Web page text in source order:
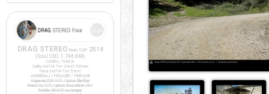
DRAG STEREO Fixie/SSP 2014
(Total ODO: 1.746 KM )
CADRU / FURCA
Cadru otel Hi-Ten Steel 520mm
Furca otel Hi-Ten Steel
ANGRENAJ / PEDALIER / PINIOANE
Angrenaj COX 44T / butuc flip-flop
Pinion fix 17T / pinion freewheel 16T
Pedale VP-397 cu ratrape